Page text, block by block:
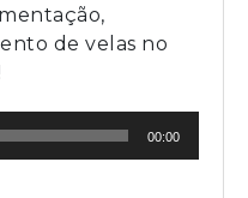
de velas no
00:00